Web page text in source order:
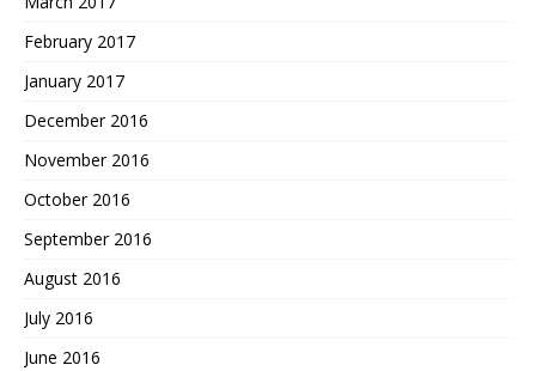
February 2017
January 2017
December 2016
November 2016
October 2016
September 2016
August 2016
July 2016
June 2016